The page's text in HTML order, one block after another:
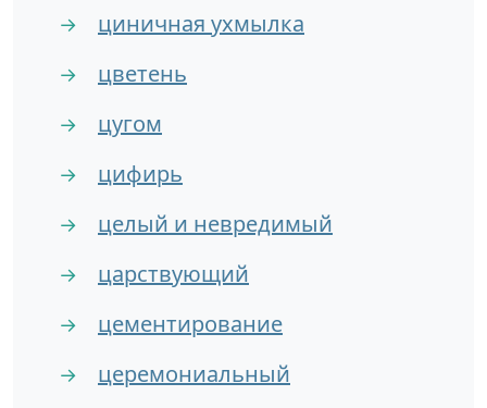
→ циничная ухмылка
→ цветень
→ цугом
→ цифирь
→ целый и невредимый
→ царствующий
→ цементирование
→ церемониальный